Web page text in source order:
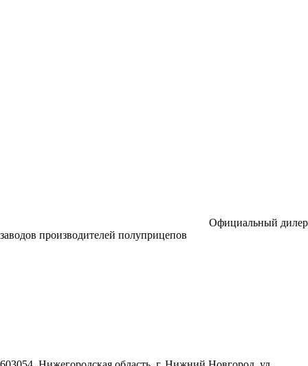
Официальный дилер
заводов производителей полуприцепов